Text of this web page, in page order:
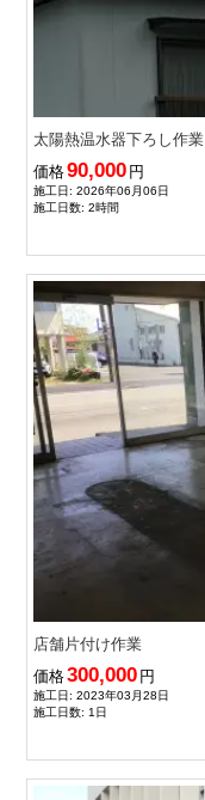
太陽熱温水器下ろし作業
価格90,000 円
施工日: 2026年06月06日
施工日数: 2時間
店舗片付け作業
価格300,000 円
施工日: 2023年03月28日
施工日数: 1日